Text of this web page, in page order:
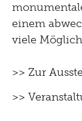
einem
viele
>> Zur
>>